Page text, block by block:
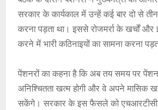
सरकार के कार्यकाल में उन्हें कई बार दो से
करना पड़ता था। इससे रोजमर्रा के खर्चों
करने में भारी कठिनाइयों का सामना करना
पेंशनरों का कहना है कि अब तय समय पर
अनिश्चितता खत्म होगी और वे अपने मासिक
सकेंगे। सरकार के इस फैसले को एचआरटीसी के